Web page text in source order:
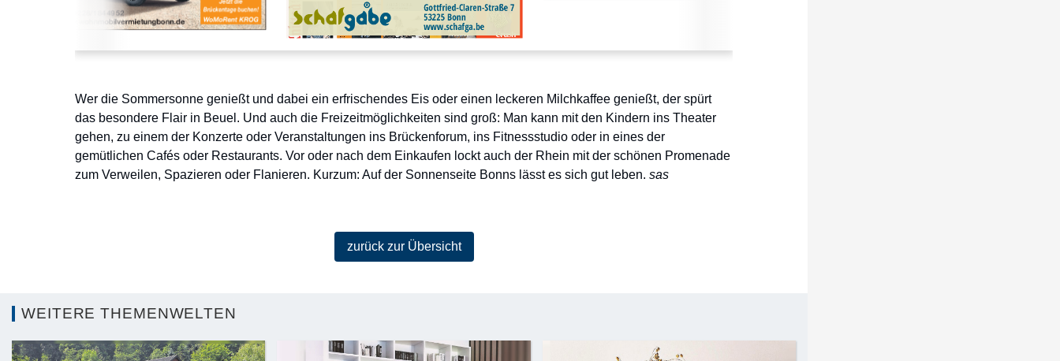
Wer die Sommersonne genießt und dabei ein erfrischendes Eis oder einen leckeren Milchkaffee genießt, der spürt
das besondere Flair in Beuel. Und auch die Freizeitmöglichkeiten sind groß: Man kann mit den Kindern ins Theater
gehen, zu einem der Konzerte oder Veranstaltungen ins Brückenforum, ins Fitnessstudio oder in eines der
gemütlichen Cafés oder Restaurants. Vor oder nach dem Einkaufen lockt auch der Rhein mit der schönen Promenade
zum Verweilen, Spazieren oder Flanieren. Kurzum: Auf der Sonnenseite Bonns lässt es sich gut leben. sas
zurück zur Übersicht
WEITERE THEMENWELTEN